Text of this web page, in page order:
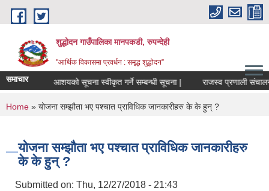
Skip to main content
शुद्धोदन गाउँपालिका मानपकडी, रुपन्देही
"आर्थिक विकासमा प्रवर्धन : समृद्ध शुद्धोदन”
समाचार
छ। आशयको सूचना स्वीकृत गर्ने सम्बन्धी सूचना | राजस्व प्रणाली संचालन
You are here
Home » योजना सम्झौता भए पश्चात प्राविधिक जानकारीहरु के के हुन् ?
योजना सम्झौता भए पश्चात प्राविधिक जानकारीहरु
के के हुन् ?
Submitted on: Thu, 12/27/2018 - 21:43